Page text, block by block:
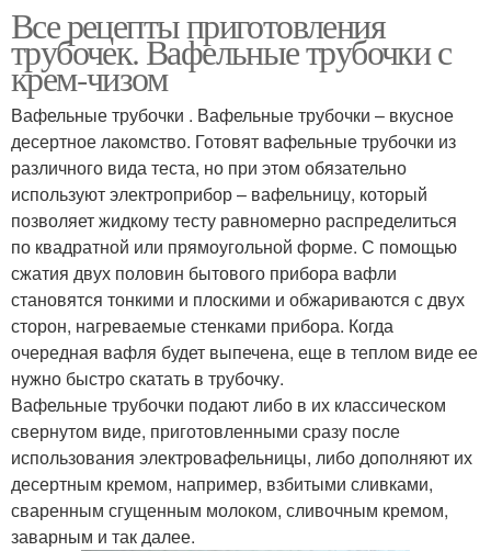
Все рецепты приготовления
трубочек. Вафельные трубочки с
крем-чизом
Вафельные трубочки . Вафельные трубочки – вкусное
десертное лакомство. Готовят вафельные трубочки из
различного вида теста, но при этом обязательно
используют электроприбор – вафельницу, который
позволяет жидкому тесту равномерно распределиться
по квадратной или прямоугольной форме. С помощью
сжатия двух половин бытового прибора вафли
становятся тонкими и плоскими и обжариваются с двух
сторон, нагреваемые стенками прибора. Когда
очередная вафля будет выпечена, еще в теплом виде ее
нужно быстро скатать в трубочку.
Вафельные трубочки подают либо в их классическом
свернутом виде, приготовленными сразу после
использования электровафельницы, либо дополняют их
десертным кремом, например, взбитыми сливками,
сваренным сгущенным молоком, сливочным кремом,
заварным и так далее.